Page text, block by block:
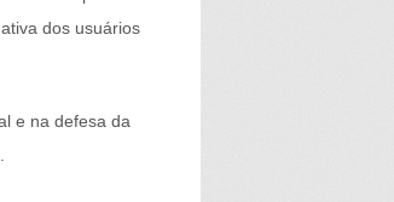
dos usuários
e na defesa da